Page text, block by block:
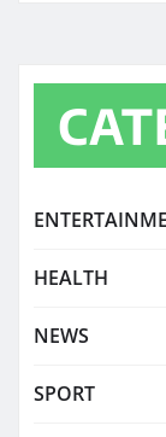
HEALTH
NEWS
SPORT